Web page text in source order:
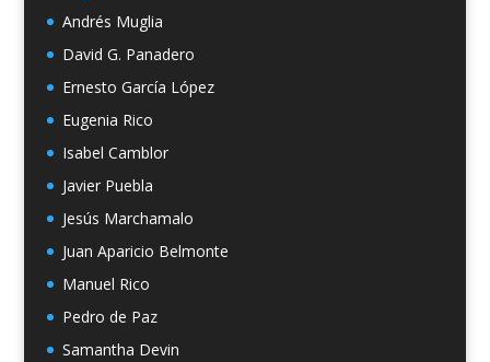
Andrés Muglia
David G. Panadero
Ernesto García López
Eugenia Rico
Isabel Camblor
Javier Puebla
Jesús Marchamalo
Juan Aparicio Belmonte
Manuel Rico
Pedro de Paz
Samantha Devin